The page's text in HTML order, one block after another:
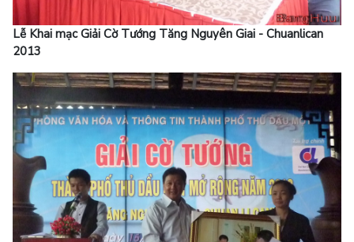
Lễ Khai mạc Giải Cờ Tướng Tăng Nguyên Giai - Chuanlican
2013